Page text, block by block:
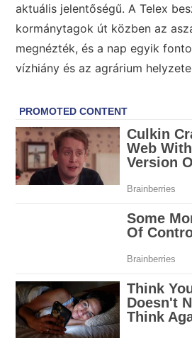
aktuális jelentőségű. A Telex
kormánytagok út közben az
megnézték, és a nap egyik
vízhiány és az agrárium